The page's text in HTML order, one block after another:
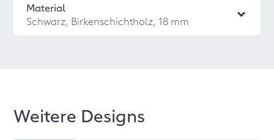
Material
Schwarz, Birkenschichtholz, 18 mm
Weitere Designs